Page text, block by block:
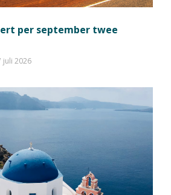
per september twee
juli 2026